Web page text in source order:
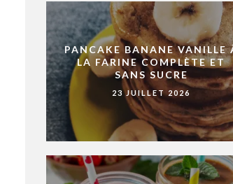
PANCAKE BANANE VANILLE
LA FARINE COMPLÈTE ET
SANS SUCRE
23 JUILLET 2026